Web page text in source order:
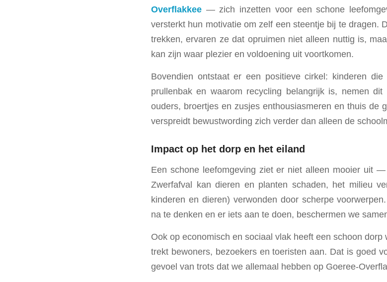
Overflakkee — zich inzetten voor een schone
versterkt hun motivatie om zelf een steentje bij te dragen.
trekken, ervaren ze dat opruimen niet alleen nuttig is,
kan zijn waar plezier en voldoening uit voortkomen.
Bovendien ontstaat er een positieve cirkel: kinderen
prullenbak en waarom recycling belangrijk is, nemen
ouders, broertjes en zusjes enthousiasmeren en thuis de
verspreidt bewustwording zich verder dan alleen de
Impact op het dorp en het eiland
Een schone leefomgeving ziet er niet alleen mooier uit
Zwerfafval kan dieren en planten schaden, het milieu
kinderen en dieren) verwonden door scherpe
na te denken en er iets aan te doen, beschermen we
Ook op economisch en sociaal vlak heeft een schoon
trekt bewoners, bezoekers en toeristen aan. Dat is goed
gevoel van trots dat we allemaal hebben op Goeree-